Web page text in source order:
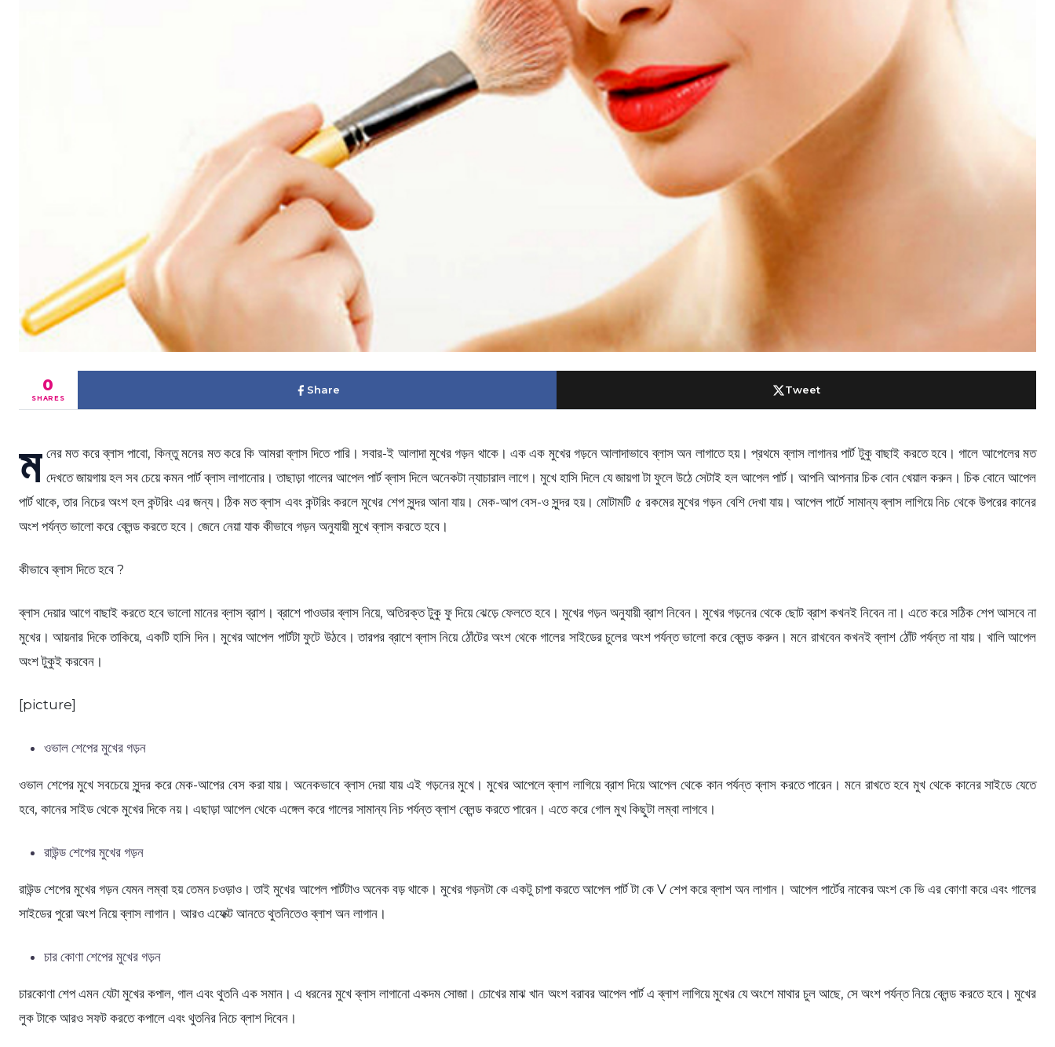
0
SHARES
Share Tweet
ম নের মত করে ব্লাস পাবো, কিন্তু মনের মত করে কি আমরা ব্লাস দিতে পারি। সবার-ই আলাদা মুখের গড়ন থাকে। এক এক মুখের গড়নে আলাদাভাবে ব্লাস অন লাগাতে হয়। প্রথমে ব্লাস লাগানর পার্ট টুকু বাছাই করতে হবে। গালে আপেলের মত
দেখতে জায়গায় হল সব চেয়ে কমন পার্ট ব্লাস লাগানোর। তাছাড়া গালের আপেল পার্ট ব্লাস দিলে অনেকটা ন্যাচারাল লাগে। মুখে হাসি দিলে যে জায়গা টা ফুলে উঠে সেটাই হল আপেল পার্ট। আপনি আপনার চিক বোন খেয়াল করুন। চিক বোনে আপেল
পার্ট থাকে, তার নিচের অংশ হল কন্টরিং এর জন্য। ঠিক মত ব্লাস এবং কন্টরিং করলে মুখের শেপ সুন্দর আনা যায়। মেক-আপ বেস-ও সুন্দর হয়। মোটামটি ৫ রকমের মুখের গড়ন বেশি দেখা যায়। আপেল পার্টে সামান্য ব্লাস লাগিয়ে নিচ থেকে উপরের কানের
অংশ পর্যন্ত ভালো করে ব্লেন্ড করতে হবে। জেনে নেয়া যাক কীভাবে গড়ন অনুযায়ী মুখে ব্লাস করতে হবে।
কীভাবে ব্লাস দিতে হবে ?
ব্লাস দেয়ার আগে বাছাই করতে হবে ভালো মানের ব্লাস ব্রাশ। ব্রাশে পাওডার ব্লাস নিয়ে, অতিরক্ত টুকু ফু দিয়ে ঝেড়ে ফেলতে হবে। মুখের গড়ন অনুযায়ী ব্রাশ নিবেন। মুখের গড়নের থেকে ছোট ব্রাশ কখনই নিবেন না। এতে করে সঠিক শেপ আসবে না
মুখের। আয়নার দিকে তাকিয়ে, একটি হাসি দিন। মুখের আপেল পার্টটা ফুটে উঠবে। তারপর ব্রাশে ব্লাস নিয়ে ঠোঁটের অংশ থেকে গালের সাইডের চুলের অংশ পর্যন্ত ভালো করে ব্লেন্ড করুন। মনে রাখবেন কখনই ব্লাশ ঠোঁট পর্যন্ত না যায়। খালি আপেল
অংশ টুকুই করবেন।
[picture]
ওভাল শেপের মুখের গড়ন
ওভাল শেপের মুখে সবচেয়ে সুন্দর করে মেক-আপের বেস করা যায়। অনেকভাবে ব্লাস দেয়া যায় এই গড়নের মুখে। মুখের আপেলে ব্লাশ লাগিয়ে ব্রাশ দিয়ে আপেল থেকে কান পর্যন্ত ব্লাস করতে পারেন। মনে রাখতে হবে মুখ থেকে কানের সাইডে যেতে
হবে, কানের সাইড থেকে মুখের দিকে নয়। এছাড়া আপেল থেকে এঙ্গেল করে গালের সামান্য নিচ পর্যন্ত ব্লাশ ব্লেন্ড করতে পারেন। এতে করে গোল মুখ কিছুটা লম্বা লাগবে।
রাউন্ড শেপের মুখের গড়ন
রাউন্ড শেপের মুখের গড়ন যেমন লম্বা হয় তেমন চওড়াও। তাই মুখের আপেল পার্টটাও অনেক বড় থাকে। মুখের গড়নটা কে একটু চাপা করতে আপেল পার্ট টা কে V শেপ করে ব্লাশ অন লাগান। আপেল পার্টের নাকের অংশ কে ভি এর কোণা করে এবং গালের
সাইডের পুরো অংশ নিয়ে ব্লাস লাগান। আরও এফেক্ট আনতে থুতনিতেও ব্লাশ অন লাগান।
চার কোণা শেপের মুখের গড়ন
চারকোণা শেপ এমন যেটা মুখের কপাল, গাল এবং থুতনি এক সমান। এ ধরনের মুখে ব্লাস লাগানো একদম সোজা। চোখের মাঝ খান অংশ বরাবর আপেল পার্ট এ ব্লাশ লাগিয়ে মুখের যে অংশে মাথার চুল আছে, সে অংশ পর্যন্ত নিয়ে ব্লেন্ড করতে হবে। মুখের
লুক টাকে আরও সফট করতে কপালে এবং থুতনির নিচে ব্লাশ দিবেন।